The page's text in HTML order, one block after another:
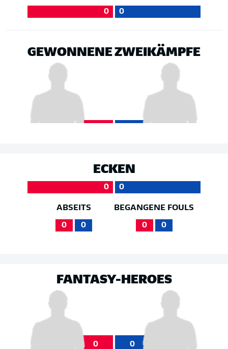
0 0
GEWONNENE ZWEIKÄMPFE
ECKEN
0 0
ABSEITS
0 0
BEGANGENE FOULS
0 0
FANTASY-HEROES
0 0